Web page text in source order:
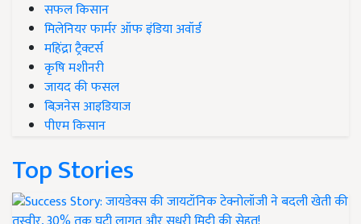
सफल किसान
मिलेनियर फार्मर ऑफ इंडिया अवॉर्ड
महिंद्रा ट्रैक्टर्स
कृषि मशीनरी
जायद की फसल
बिज़नेस आइडियाज
पीएम किसान
Top Stories